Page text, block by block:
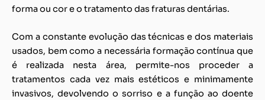
forma ou cor e o tratamento das fraturas dentárias.
Com a constante evolução das técnicas e dos materiais
usados, bem como a necessária formação contínua que
é realizada nesta área, permite-nos proceder a
tratamentos cada vez mais estéticos e minimamente
invasivos, devolvendo o sorriso e a função ao doente